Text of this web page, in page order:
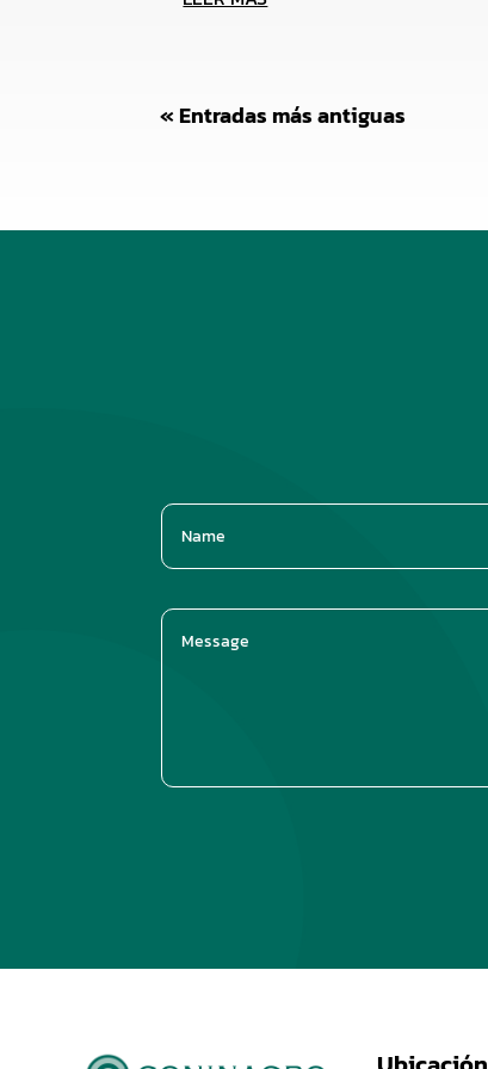
« Entradas más antiguas